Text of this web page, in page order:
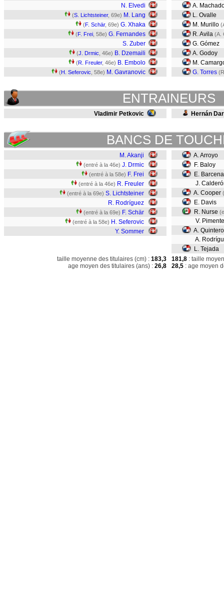
N. Elvedi
(S. Lichtsteiner, 69e) M. Lang
(F. Schär, 69e) G. Xhaka
(F. Frei , 58e) G. Fernandes
S. Zuber
(J. Drmic , 46e) B. Dzemaili
(R. Freuler, 46e) B. Embolo
(H. Seferovic , 58e) M. Gavranovic
A.
L. Ovalle
M. Murillo
R. Avila (A.
G. Gómez
A. Godoy
M.
G. Torres
ENTRAINEURS
Vladimir Petkovic Hernán
BANCS DE
M. Akanji
(entré à la 46e) J. Drmic
(entré à la 58e) F. Frei
(entré à la 46e) R. Freuler
(entré à la 69e) S. Lichtsteiner
R. Rodríguez
(entré à la 69e) F. Schär
(entré à la 58e) H. Seferovic
Y. Sommer
A. Arroyo
F. Baloy
E.
J.
A. Cooper
E. Davis
R. Nurse
V.
A.
A.
L. Tejada
taille moyenne des titulaires (cm) : 183,3
age moyen des titulaires (ans) : 26,8
181,8 : taille
28,5 : age moyen